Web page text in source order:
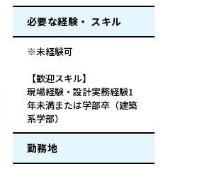
必要な経験・ スキル
※未経験可
【歓迎スキル】
現場経験・設計実務経験1
年未満または学部卒（建築
系学部）
勤務地